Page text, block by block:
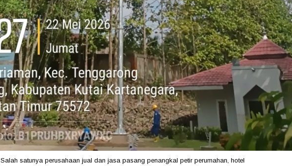
Salah satunya perusahaan jual dan jasa pasang penangkal petir perumahan, hotel